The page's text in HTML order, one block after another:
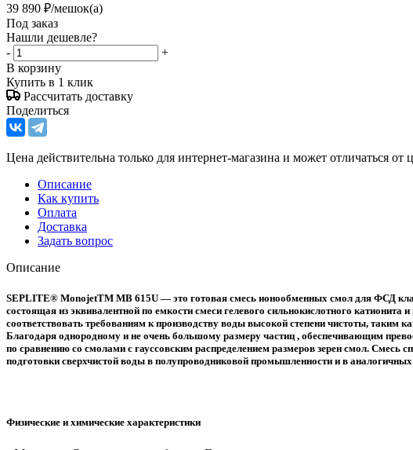
39 890 ₽/мешок(а)
Под заказ
Нашли дешевле?
-
+
В корзину
Купить в 1 клик
Рассчитать доставку
Поделиться
Цена действительна только для интернет-магазина и может отличаться от
Описание
Как купить
Оплата
Доставка
Задать вопрос
Описание
SEPLITE® MonojetТМ MB 615U — это готовая смесь ионообменных смол для ФСД
состоящая из эквивалентной по емкости смеси гелевого сильнокислотного
соответствовать требованиям к производству воды высокой степени чистоты, таким
Благодаря однородному и не очень большому размеру частиц , обеспечивающим
по сравнению со смолами с гауссовским распределением размеров зерен смол.
подготовки сверхчистой воды в полупроводниковой промышленности и в
Физические и химические характеристики